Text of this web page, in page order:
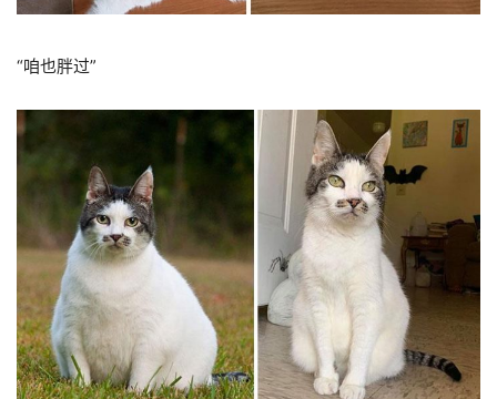
“咱也胖过”